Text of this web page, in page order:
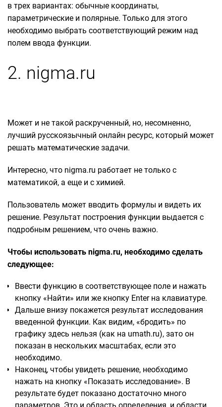
в трех вариантах: обычные координаты,
параметрические и полярные. Только для этого
необходимо выбрать соответствующий режим над
полем ввода функции.
2. nigma.ru
Может и не такой раскрученный, но, несомненно,
лучший русскоязычный онлайн ресурс, который может
решать математические задачи.
Интересно, что nigma.ru работает не только с
математикой, а еще и с химией.
Пользователь может вводить формулы и видеть их
решение. Результат построения функции выдается с
подробным решением, что очень важно.
Чтобы использовать nigma.ru, необходимо сделать
следующее:
Ввести функцию в соответствующее поле и нажать
кнопку «Найти» или же кнопку Enter на клавиатуре.
Дальше внизу покажется результат исследования
введенной функции. Как видим, «бродить» по
графику здесь нельзя (как на umath.ru), зато он
показан в нескольких масштабах, если это
необходимо.
Наконец, чтобы увидеть решение, необходимо
нажать на кнопку «Показать исследование». В
результате будет показано достаточно много